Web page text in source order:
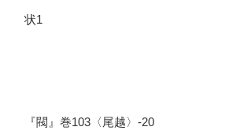
状1
『閥』巻103〈尾越〉-20